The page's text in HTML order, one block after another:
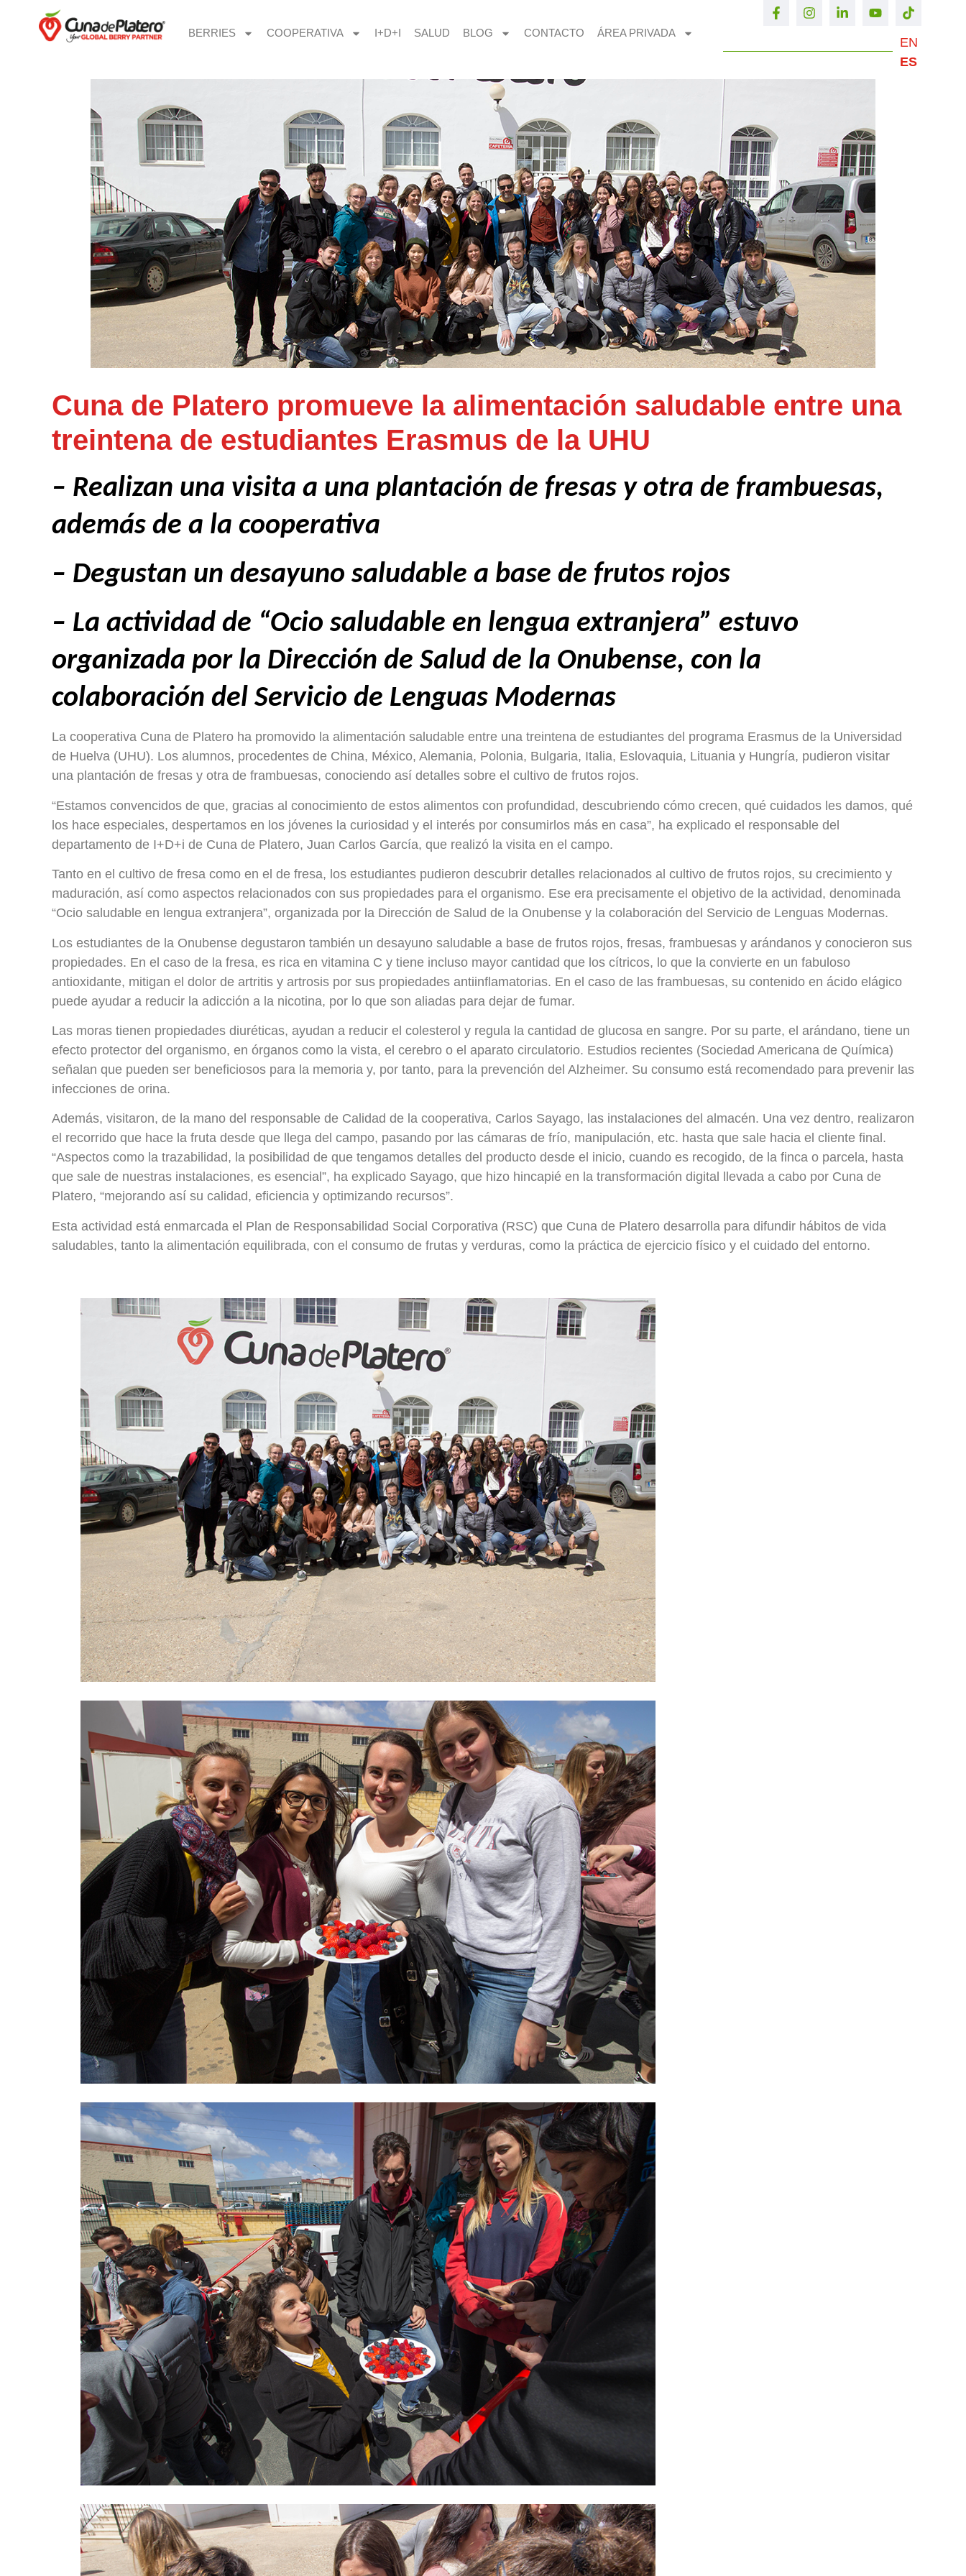
BERRIES COOPERATIVA I+D+I SALUD BLOG CONTACTO ÁREA PRIVADA
EN
ES
Cuna de Platero promueve la alimentación saludable entre una
treintena de estudiantes Erasmus de la UHU
– Realizan una visita a una plantación de fresas y otra de frambuesas,
además de a la cooperativa
– Degustan un desayuno saludable a base de frutos rojos
– La actividad de “Ocio saludable en lengua extranjera” estuvo
organizada por la Dirección de Salud de la Onubense, con la
colaboración del Servicio de Lenguas Modernas
La cooperativa Cuna de Platero ha promovido la alimentación saludable entre una treintena de estudiantes del programa Erasmus de la Universidad
de Huelva (UHU). Los alumnos, procedentes de China, México, Alemania, Polonia, Bulgaria, Italia, Eslovaquia, Lituania y Hungría, pudieron visitar
una plantación de fresas y otra de frambuesas, conociendo así detalles sobre el cultivo de frutos rojos.
“Estamos convencidos de que, gracias al conocimiento de estos alimentos con profundidad, descubriendo cómo crecen, qué cuidados les damos, qué
los hace especiales, despertamos en los jóvenes la curiosidad y el interés por consumirlos más en casa”, ha explicado el responsable del
departamento de I+D+i de Cuna de Platero, Juan Carlos García, que realizó la visita en el campo.
Tanto en el cultivo de fresa como en el de fresa, los estudiantes pudieron descubrir detalles relacionados al cultivo de frutos rojos, su crecimiento y
maduración, así como aspectos relacionados con sus propiedades para el organismo. Ese era precisamente el objetivo de la actividad, denominada
“Ocio saludable en lengua extranjera”, organizada por la Dirección de Salud de la Onubense y la colaboración del Servicio de Lenguas Modernas.
Los estudiantes de la Onubense degustaron también un desayuno saludable a base de frutos rojos, fresas, frambuesas y arándanos y conocieron sus
propiedades. En el caso de la fresa, es rica en vitamina C y tiene incluso mayor cantidad que los cítricos, lo que la convierte en un fabuloso
antioxidante, mitigan el dolor de artritis y artrosis por sus propiedades antiinflamatorias. En el caso de las frambuesas, su contenido en ácido elágico
puede ayudar a reducir la adicción a la nicotina, por lo que son aliadas para dejar de fumar.
Las moras tienen propiedades diuréticas, ayudan a reducir el colesterol y regula la cantidad de glucosa en sangre. Por su parte, el arándano, tiene un
efecto protector del organismo, en órganos como la vista, el cerebro o el aparato circulatorio. Estudios recientes (Sociedad Americana de Química)
señalan que pueden ser beneficiosos para la memoria y, por tanto, para la prevención del Alzheimer. Su consumo está recomendado para prevenir las
infecciones de orina.
Además, visitaron, de la mano del responsable de Calidad de la cooperativa, Carlos Sayago, las instalaciones del almacén. Una vez dentro, realizaron
el recorrido que hace la fruta desde que llega del campo, pasando por las cámaras de frío, manipulación, etc. hasta que sale hacia el cliente final.
“Aspectos como la trazabilidad, la posibilidad de que tengamos detalles del producto desde el inicio, cuando es recogido, de la finca o parcela, hasta
que sale de nuestras instalaciones, es esencial”, ha explicado Sayago, que hizo hincapié en la transformación digital llevada a cabo por Cuna de
Platero, “mejorando así su calidad, eficiencia y optimizando recursos”.
Esta actividad está enmarcada el Plan de Responsabilidad Social Corporativa (RSC) que Cuna de Platero desarrolla para difundir hábitos de vida
saludables, tanto la alimentación equilibrada, con el consumo de frutas y verduras, como la práctica de ejercicio físico y el cuidado del entorno.